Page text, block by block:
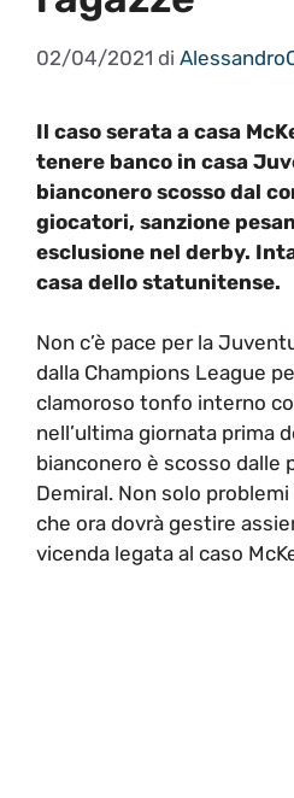
02/04/2021 di
Il caso serata a casa
tenere banco in casa
bianconero scosso dal
giocatori, sanzione
esclusione nel derby.
casa dello statunitense.
Non c’è pace per la
dalla Champions League
clamoroso tonfo interno
nell’ultima giornata prima
bianconero è scosso dalle
Demiral. Non solo problemi
che ora dovrà gestire
vicenda legata al caso